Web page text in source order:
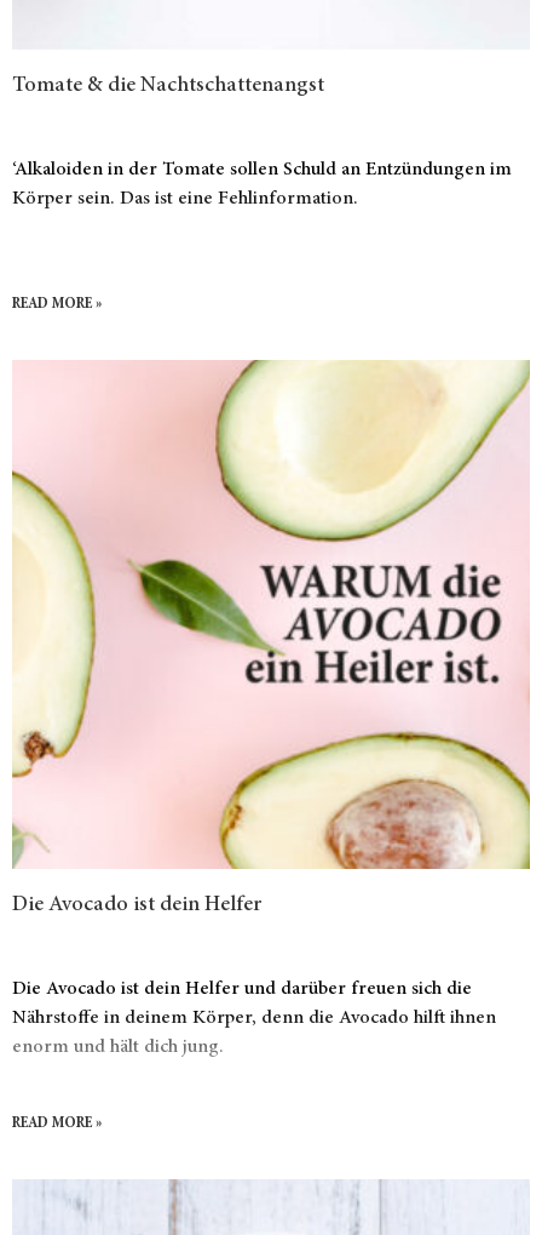
Tomate & die Nachtschattenangst
‘Alkaloiden in der Tomate sollen Schuld an Entzündungen im
Körper sein. Das ist eine Fehlinformation.
READ MORE »
Die Avocado ist dein Helfer
Die Avocado ist dein Helfer und darüber freuen sich die
Nährstoffe in deinem Körper, denn die Avocado hilft ihnen
enorm und hält dich jung.
READ MORE »